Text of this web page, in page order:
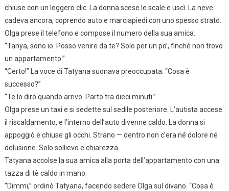
chiuse con un leggero clic. La donna scese le scale e uscì. La neve
cadeva ancora, coprendo auto e marciapiedi con uno spesso strato.
Olga prese il telefono e compose il numero della sua amica.
“Tanya, sono io. Posso venire da te? Solo per un po’, finché non trovo
un appartamento.”
“Certo!” La voce di Tatyana suonava preoccupata. “Cosa è
successo?”
“Te lo dirò quando arrivo. Parto tra dieci minuti.”
Olga prese un taxi e si sedette sul sedile posteriore. L’autista accese
il riscaldamento, e l’interno dell’auto divenne caldo. La donna si
appoggiò e chiuse gli occhi. Strano — dentro non c’era né dolore né
delusione. Solo sollievo e chiarezza.
Tatyana accolse la sua amica alla porta dell’appartamento con una
tazza di tè caldo in mano.
“Dimmi,” ordinò Tatyana, facendo sedere Olga sul divano. “Cosa è